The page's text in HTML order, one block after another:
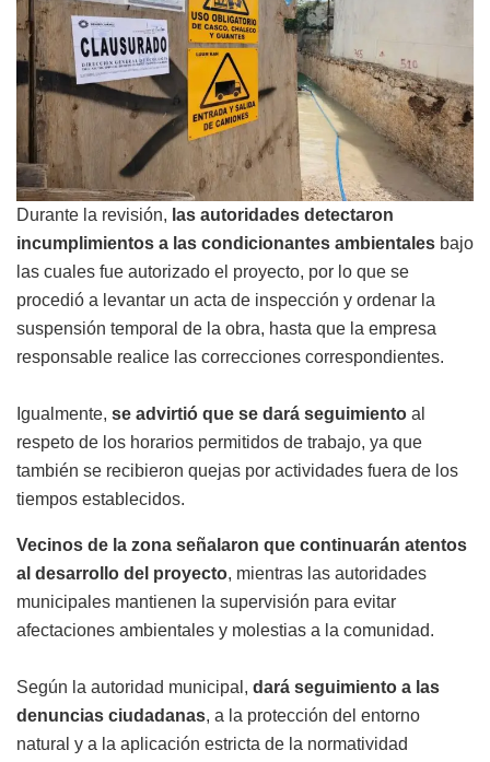
Durante la revisión, las autoridades detectaron
incumplimientos a las condicionantes ambientales bajo
las cuales fue autorizado el proyecto, por lo que se
procedió a levantar un acta de inspección y ordenar la
suspensión temporal de la obra, hasta que la empresa
responsable realice las correcciones correspondientes.
Igualmente, se advirtió que se dará seguimiento al
respeto de los horarios permitidos de trabajo, ya que
también se recibieron quejas por actividades fuera de los
tiempos establecidos.
Vecinos de la zona señalaron que continuarán atentos
al desarrollo del proyecto, mientras las autoridades
municipales mantienen la supervisión para evitar
afectaciones ambientales y molestias a la comunidad.
Según la autoridad municipal, dará seguimiento a las
denuncias ciudadanas, a la protección del entorno
natural y a la aplicación estricta de la normatividad